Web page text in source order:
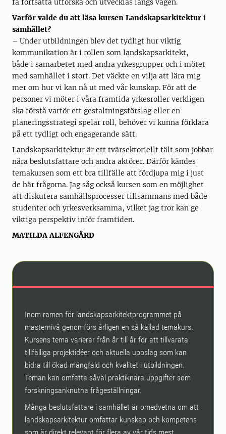
få fortsätta utforska och utvecklas längs vägen.
Varför valde du att läsa kursen Landskapsarkitektur i
samhället?
– Under utbildningen blev det tydligt hur viktig
kommunikation är i rollen som landskapsarkitekt,
både i samarbetet med andra yrkesgrupper och i mötet
med samhället i stort. Det väckte en vilja att lära mig
mer om hur vi kan nå ut med vår kunskap. För att de
personer vi möter i våra framtida yrkesroller verkligen
ska förstå varför ett gestaltningsförslag eller en
planeringsstrategi spelar roll, behöver vi kunna förklara
på ett tydligt och engagerande sätt.
Landskapsarkitektur är ett tvärsektoriellt fält som jobbar
nära beslutsfattare och andra aktörer. Därför kändes
temakursen som ett bra tillfälle att fördjupa mig i just
de här frågorna. Jag såg också kursen som en möjlighet
att diskutera samhällsprocesser tillsammans med både
studenter och yrkesverksamma, vilket jag tror kan ge
viktiga perspektiv inför framtiden.
MATILDA ALFENGÅRD
Inom ramen för landskapsarkitektprogrammet på
masternivå genomförs årligen en så kallad temakurs.
Kursens tema varierar från år till år för att tillvarata
tillfälliga projektidéer och aktuella uppslag som kan
bidra till ökad mångfald och kvalitet i utbildningen.
Teman kan omfatta såväl praktiknära uppgifter som
forskningsanknutna frågeställningar.
Många beslutsfattare i samhället är omedvetna om att
landskapsarkitektur omfattar kunskap och kompetens